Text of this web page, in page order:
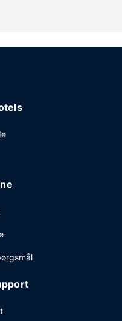
til kl. 09.30 og i
til hurtig udtjekning,
På dette hotel er
9 mødelokaler.